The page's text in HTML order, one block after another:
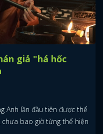
giả "há hốc
Anh lần đầu tiên được thể
bao giờ từng thể hiện